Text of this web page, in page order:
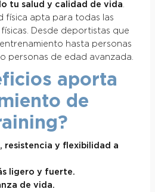
tu salud y calidad de vida.
física apta para todas las
Desde deportistas que
hasta personas
personas de edad avanzada.
aporta
de
resistencia y flexibilidad a
ligero y fuerte.
de vida.